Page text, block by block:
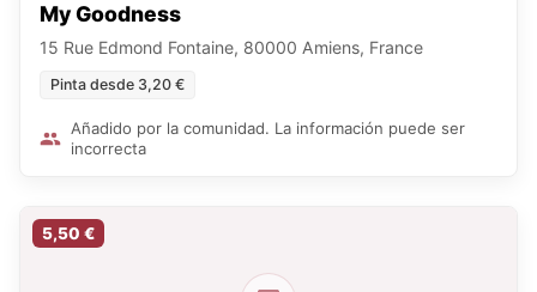
My Goodness
15 Rue Edmond Fontaine, 80000 Amiens, France
Pinta desde 3,20 €
Añadido por la comunidad. La información puede ser
incorrecta
5,50 €